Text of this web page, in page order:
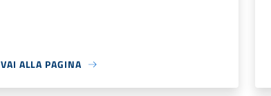
VAI ALLA PAGINA